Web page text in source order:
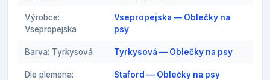
Výrobce:
Vsepropejska
Vsepropejska — Oblečky na
psy
Barva: Tyrkysová Tyrkysová — Oblečky na psy
Dle plemena:
Staford — Oblečky na psy